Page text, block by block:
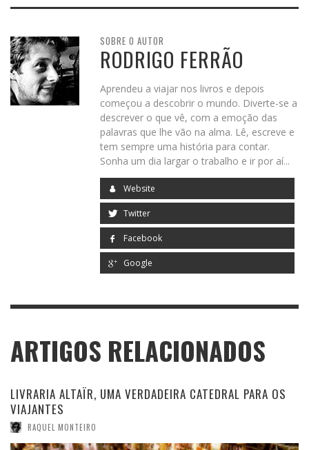
Alberto Manguel e Gianni Guadalupi
Revista Blimunda, nº19, Dezembro 2013, pp. 11-14, disponível
Por curiosidade:Oatlas imaginário de Alberto Manguel,
DICIONÁRIO DE LUGARES
de Gianni Guadalupi e Alberto Manguel
SOBRE O AUTOR
RODRIGO FERRÃO
Aprendeu a viajar nos livros e depois
começou a descobrir o mundo. Diverte-se a
descrever o que vê, com a emoção das
palavras que lhe vão na alma. Lê, escreve e
tem sempre uma história para contar.
Sonha um dia largar o trabalho e ir por aí...
Website
Twitter
Facebook
Google
ARTIGOS RELACIONADOS
LIVRARIA ALTAÏR, UMA VERDADEIRA CATEDRAL PARA OS
VIAJANTES
RAQUEL MONTEIRO